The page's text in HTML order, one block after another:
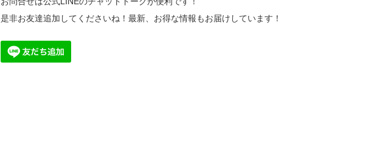
是非お友達追加してくださいね！最新、お得な情報もお届けしています！